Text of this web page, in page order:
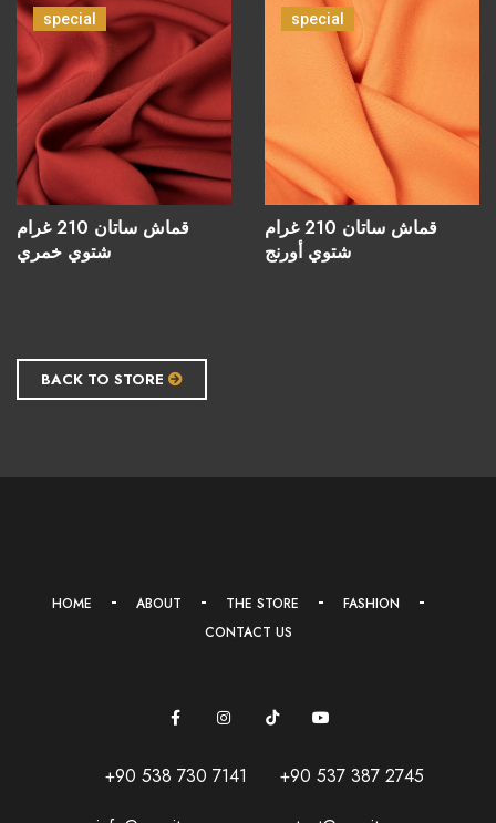
special
قماش ساتان 210 غرام
شتوي خمري
special
قماش ساتان 210 غرام
شتوي أورنج
BACK TO STORE
HOME ABOUT THE STORE
FASHION
CONTACT US
+90 538 730 7141
+90 537 387 2745